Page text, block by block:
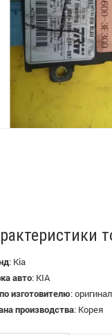
: Kia
авто: KIA
изготовителю:оригинал
производства: Корея